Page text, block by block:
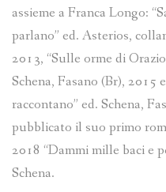
assieme a Franca Longo:
parlano” ed. Asterios,
2013, “Sulle orme di
Schena, Fasano (Br), 2015
raccontano” ed. Schena,
pubblicato il suo primo
2018 “Dammi mille baci e
Schena.